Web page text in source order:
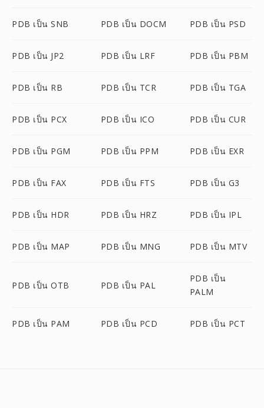
PDB เป็น SNB PDB เป็น DOCM PDB เป็น PSD
PDB เป็น JP2 PDB เป็น LRF PDB เป็น PBM
PDB เป็น RB PDB เป็น TCR PDB เป็น TGA
PDB เป็น PCX PDB เป็น ICO PDB เป็น CUR
PDB เป็น PGM PDB เป็น PPM PDB เป็น EXR
PDB เป็น FAX PDB เป็น FTS PDB เป็น G3
PDB เป็น HDR PDB เป็น HRZ PDB เป็น IPL
PDB เป็น MAP PDB เป็น MNG PDB เป็น MTV
PDB เป็น OTB PDB เป็น PAL
PDB เป็น
PALM
PDB เป็น PAM PDB เป็น PCD PDB เป็น PCT